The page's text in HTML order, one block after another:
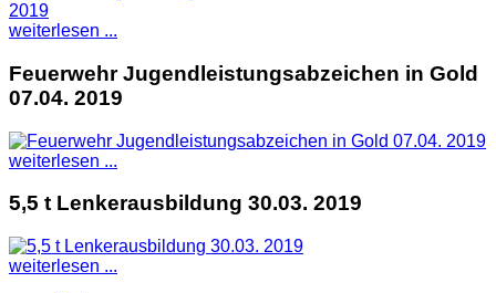
weiterlesen ...
Feuerwehr Jugendleistungsabzeichen in Gold
07.04. 2019
weiterlesen ...
5,5 t Lenkerausbildung 30.03. 2019
weiterlesen ...